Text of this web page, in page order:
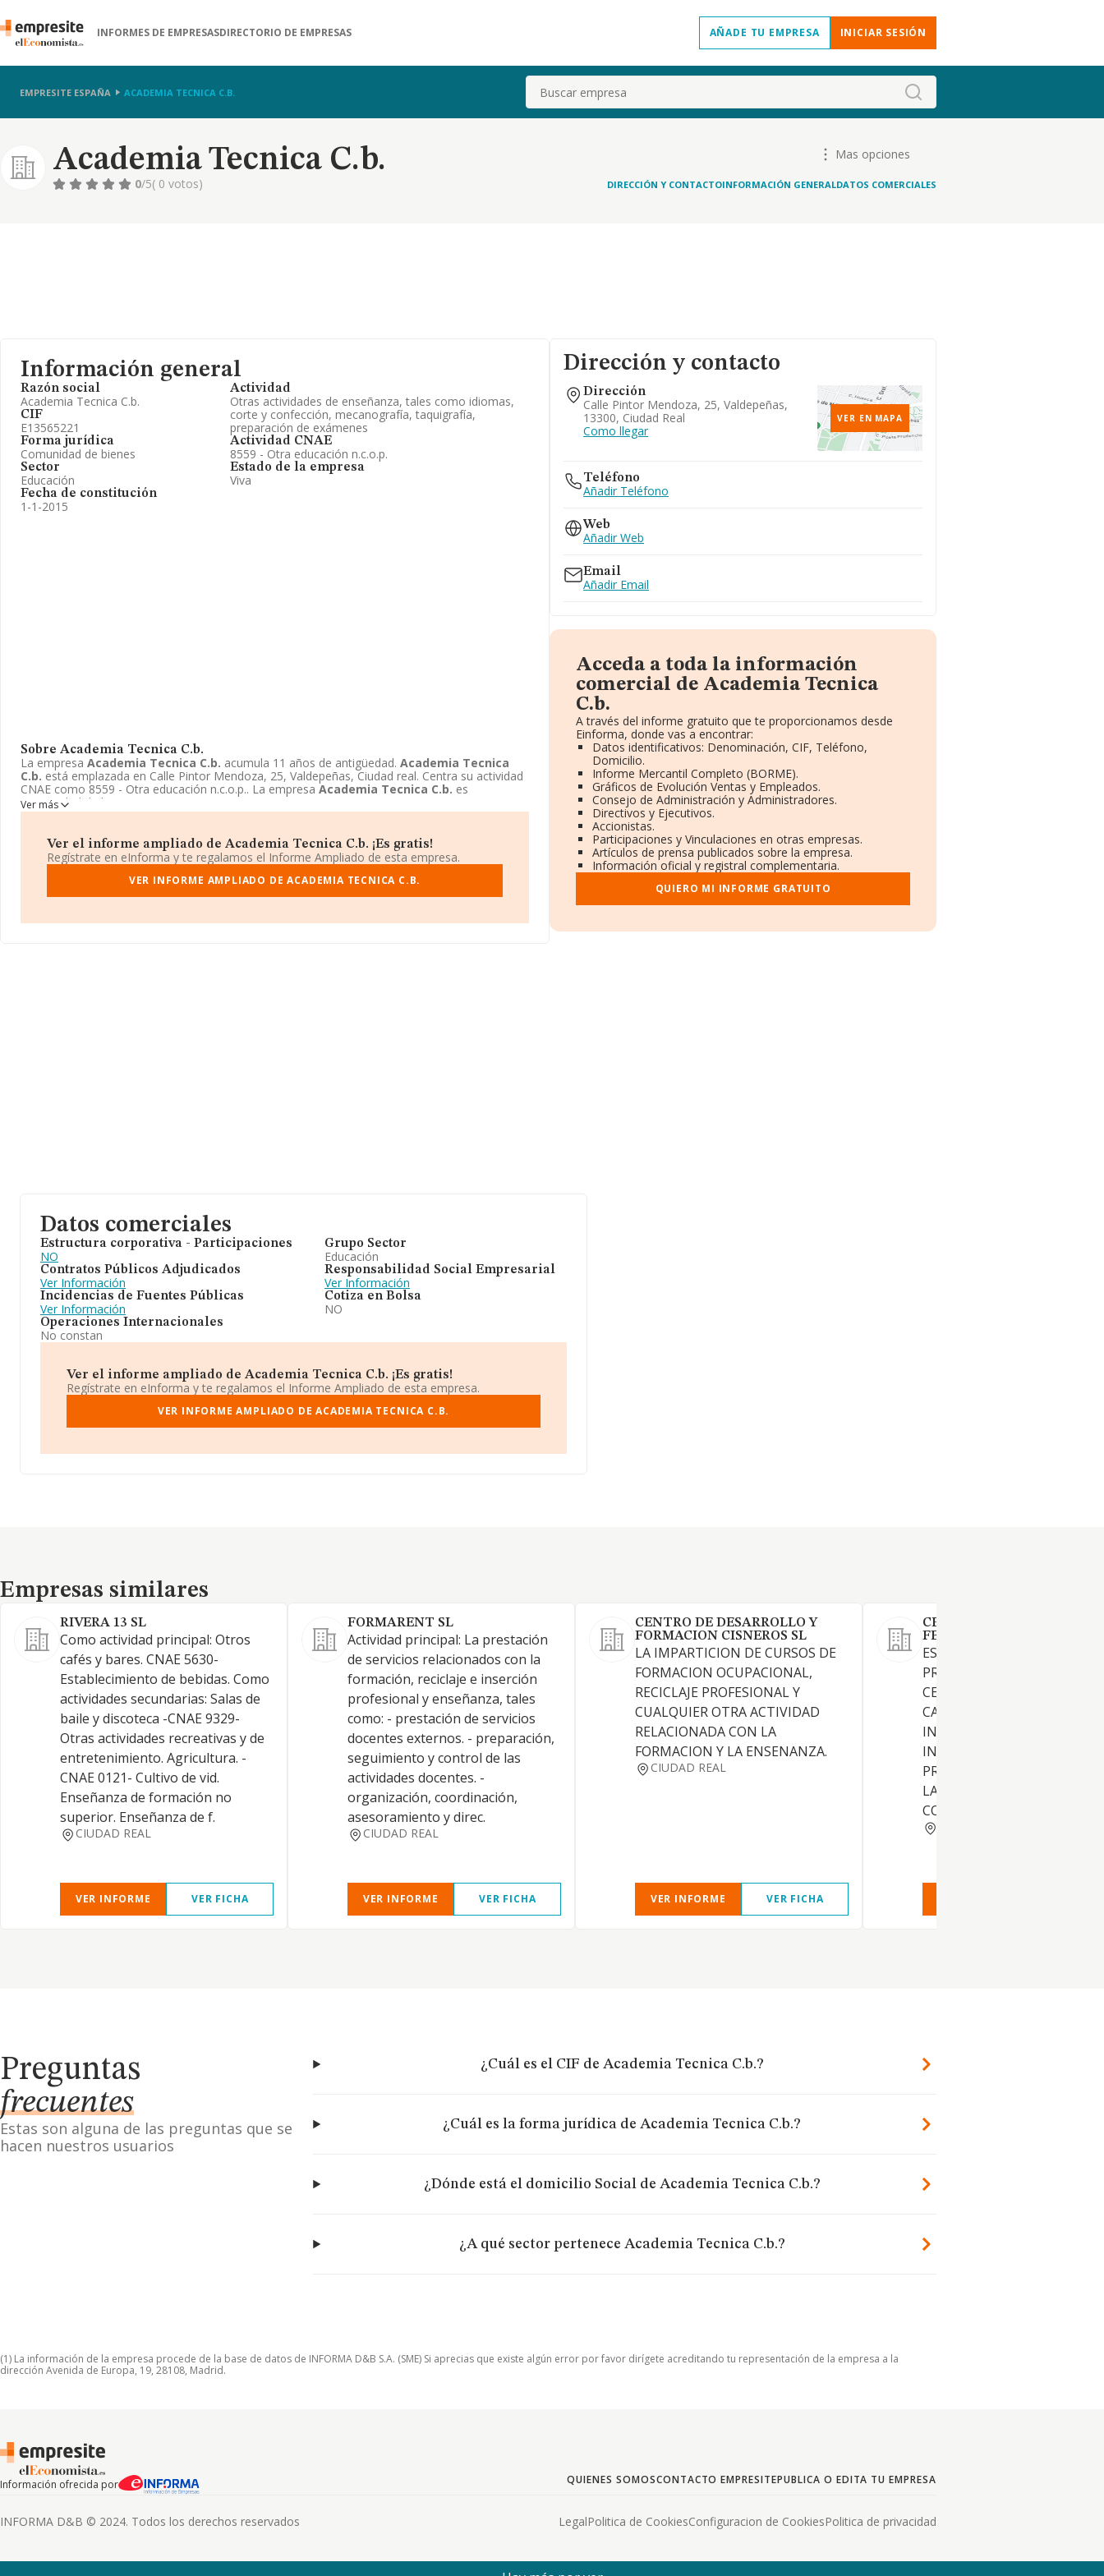
INFORMES DE EMPRESASDIRECTORIO DE EMPRESAS AÑADE TU EMPRESA INICIAR SESIÓN
EMPRESITE ESPAÑA ACADEMIA TECNICA C.B. Buscar
Academia Tecnica C.b.
Mas opciones
0/5( 0 votos) DIRECCIÓN Y CONTACTOINFORMACIÓN GENERALDATOS COMERCIALES
Información general
Razón social
Academia Tecnica C.b.
CIF
E13565221
Forma jurídica
Comunidad de bienes
Sector
Educación
Fecha de constitución
1-1-2015
Actividad
Otras actividades de enseñanza, tales como idiomas,
corte y confección, mecanografía, taquigrafía,
preparación de exámenes
Actividad CNAE
8559 - Otra educación n.c.o.p.
Estado de la empresa
Viva
Sobre Academia Tecnica C.b.
La empresa Academia Tecnica C.b. acumula 11 años de antigüedad. Academia Tecnica
C.b. está emplazada en Calle Pintor Mendoza, 25, Valdepeñas, Ciudad real. Centra su actividad
CNAE como 8559 - Otra educación n.c.o.p.. La empresa Academia Tecnica C.b. es
Comunidad de bienes.
Ver más
Ver el informe ampliado de Academia Tecnica C.b. ¡Es gratis!
Regístrate en eInforma y te regalamos el Informe Ampliado de esta empresa.
VER INFORME AMPLIADO DE ACADEMIA TECNICA C.B.
Dirección y contacto
Dirección
Calle Pintor Mendoza, 25, Valdepeñas,
13300, Ciudad Real
Como llegar
VER EN MAPA
Teléfono
Añadir Teléfono
Web
Añadir Web
Email
Añadir Email
Acceda a toda la información
comercial de Academia Tecnica
C.b.
A través del informe gratuito que te proporcionamos desde
Einforma, donde vas a encontrar:
Datos identificativos: Denominación, CIF, Teléfono,
Domicilio.
Informe Mercantil Completo (BORME).
Gráficos de Evolución Ventas y Empleados.
Consejo de Administración y Administradores.
Directivos y Ejecutivos.
Accionistas.
Participaciones y Vinculaciones en otras empresas.
Artículos de prensa publicados sobre la empresa.
Información oficial y registral complementaria.
QUIERO MI INFORME GRATUITO
Datos comerciales
Estructura corporativa - Participaciones
NO
Contratos Públicos Adjudicados
Ver Información
Incidencias de Fuentes Públicas
Ver Información
Operaciones Internacionales
No constan
Grupo Sector
Educación
Responsabilidad Social Empresarial
Ver Información
Cotiza en Bolsa
NO
Ver el informe ampliado de Academia Tecnica C.b. ¡Es gratis!
Regístrate en eInforma y te regalamos el Informe Ampliado de esta empresa.
VER INFORME AMPLIADO DE ACADEMIA TECNICA C.B.
Empresas similares
Empresas similares
RIVERA 13 SL
Como actividad principal: Otros
cafés y bares. CNAE 5630-
Establecimiento de bebidas. Como
actividades secundarias: Salas de
baile y discoteca -CNAE 9329-
Otras actividades recreativas y de
entretenimiento. Agricultura. -
CNAE 0121- Cultivo de vid.
Enseñanza de formación no
superior. Enseñanza de f.
CIUDAD REAL
VER INFORME VER FICHA
FORMARENT SL
Actividad principal: La prestación
de servicios relacionados con la
formación, reciclaje e inserción
profesional y enseñanza, tales
como: - prestación de servicios
docentes externos. - preparación,
seguimiento y control de las
actividades docentes. -
organización, coordinación,
asesoramiento y direc.
CIUDAD REAL
VER INFORME VER FICHA
CENTRO DE DESARROLLO Y
FORMACION CISNEROS SL
LA IMPARTICION DE CURSOS DE
FORMACION OCUPACIONAL,
RECICLAJE PROFESIONAL Y
CUALQUIER OTRA ACTIVIDAD
RELACIONADA CON LA
FORMACION Y LA ENSENANZA.
CIUDAD REAL
VER INFORME VER FICHA
CENTRO DE FORMACION
FERGOS SL
ESCUELA DE FORMACION Y
PRACTICAS DE SEGURIDAD;
CERTIFICADOS DE SISTEMA
CALIDAD; LABORATORIO;
INVESTIGACION TECNICA
INDUSTRIAL; ESCUELA DE
PREVENCION DE RIESGO
LABORALES; PROMOTORA Y
CONSTRUCTORA
Preguntas
frecuentes
Estas son alguna de las preguntas que se
hacen nuestros usuarios
¿Cuál es el CIF de Academia Tecnica C.b.?
¿Cuál es la forma jurídica de Academia Tecnica C.b.?
¿Dónde está el domicilio Social de Academia Tecnica C.b.?
¿A qué sector pertenece Academia Tecnica C.b.?
(1) La información de la empresa procede de la base de datos de INFORMA D&B S.A. (SME) Si aprecias que existe algún error por favor dirígete acreditando tu representación de la empresa a la
dirección Avenida de Europa, 19, 28108, Madrid.
Información ofrecida por QUIENES SOMOSCONTACTO EMPRESITEPUBLICA O EDITA TU EMPRESA
INFORMA D&B © 2024. Todos los derechos reservados LegalPolitica de CookiesConfiguracion de CookiesPolitica de privacidad